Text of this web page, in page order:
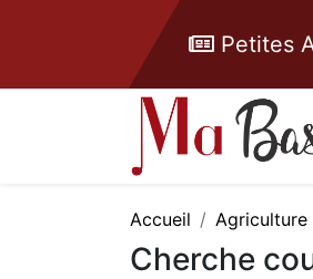
Petites
Accueil Agriculture
Cherche